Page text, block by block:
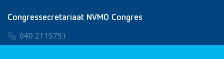
Congressecretariaat NVMO Congres
040 2115751